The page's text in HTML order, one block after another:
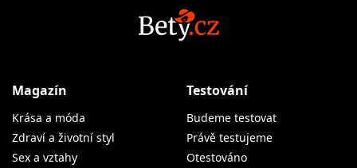
Magazín
Krása a móda
Zdraví a životní styl
Sex a vztahy
Testování
Budeme testovat
Právě testujeme
Otestováno